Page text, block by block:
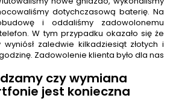
dotychczasową baterię. Na
i oddaliśmy zadowolonemu
W tym przypadku okazało się że
zaledwie kilkadziesiąt złotych i
Zadowolenie klienta było dla nas
czy wymiana
jest konieczna